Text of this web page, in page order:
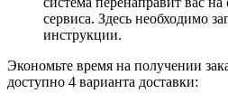
сервиса. Здесь необходимо
инструкции.
Экономьте время на получении
доступно 4 варианта доставки: